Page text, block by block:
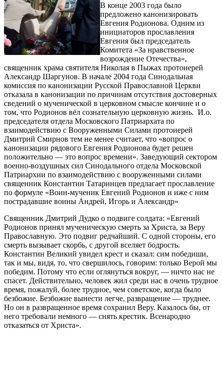
В конце 2003 года было
предложено канонизировать
Евгения Родионова. Одним из
инициаторов прославления
Евгения был председатель
Комитета «За нравственное
возрождение Отечества»,
священник храма святителя Николая в Пыжах протоиерей
Александр Шаргунов. В начале 2004 года Синодальная
комиссия по канонизации Русской Православной Церкви
отказала в канонизации по причинам отсутствия достоверных
сведений о мученической в церковном смысле кончине и о
том, что Родионов вёл сознательную церковную жизнь. И.о.
председателя отдела Московского Патриархата по
взаимодействию с Вооруженными Силами протоиерей
Дмитрий Смирнов тем не менее считает, что «вопрос о
канонизации рядового Евгения Родионова будет решен
положительно — это вопрос времени». Заведующий сектором
военно-воздушных сил Синодального отдела Московской
Патриархии по взаимодействию с вооруженными силами
священник Константин Татаринцев предлагает прославление
по формуле «Воин-мученик Евгений Родионов и иже с ним
пострадавшие воины Андрей, Игорь и Александр»
Священник Дмитрий Дудко о подвиге солдата: «Евгений
Родионов принял мученическую смерть за Христа, за Веру
Православную. Это подвиг редчайший. С одной стороны, его
смерть вызывает скорбь, с другой вселяет бодрость.
Константин Великий увидел крест и сказал: сим победиши,
так и мы, видя, то, что свершилось, говорим: только Верой мы
победим. Потому что если оглянуться вокруг, — ничто нас не
спасет. Действительно, человек жил среди нас в очень трудное
время, пожалуй, более трудное, чем советское, когда было
безбожие. Безбожие вынести легче, развращение — труднее.
Но он в развращенное время сохранил Веру. Казалось бы, от
него требовали немного — снять крестик. Всенародно
отказаться от Христа».